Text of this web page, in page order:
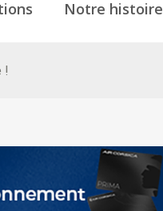
Notre histoire
!